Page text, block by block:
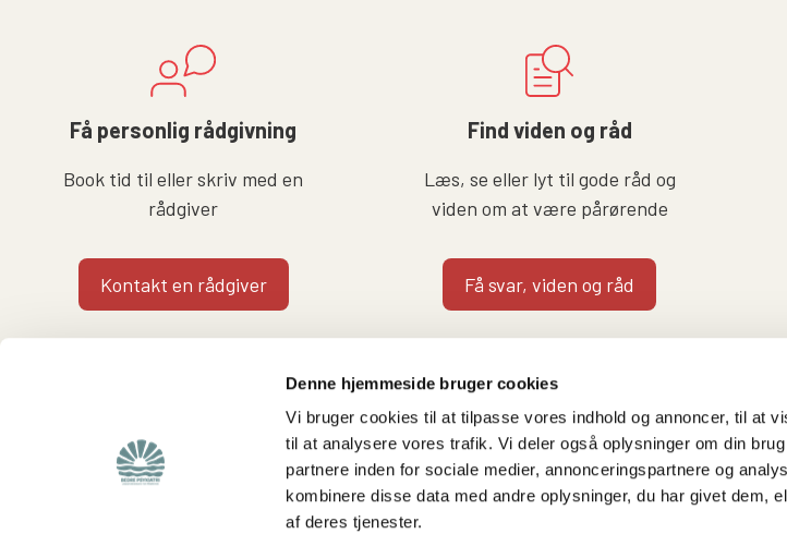
Denne hjemmeside bruger cookies
Vi bruger cookies til at tilpasse vores indhold og annoncer, til at
til at analysere vores trafik. Vi deler også oplysninger om din
partnere inden for sociale medier, annonceringspartnere og
kombinere disse data med andre oplysninger, du har givet dem,
af deres tjenester.
Få personlig rådgivning
Book tid til eller skriv med en
rådgiver
Kontakt en rådgiver
Find viden og råd
Læs, se eller lyt til gode råd og
viden om at være pårørende
Få svar, viden og råd
Støt os
Følg os på